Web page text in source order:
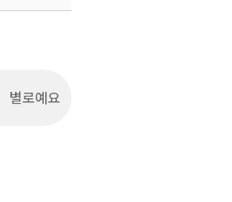
별로예요